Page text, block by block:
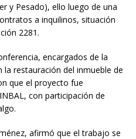
y Pesado), ello luego de una
a inquilinos, situación
2281.
encargados de la
restauración del inmueble de
que el proyecto fue
con participación de
afirmó que el trabajo se